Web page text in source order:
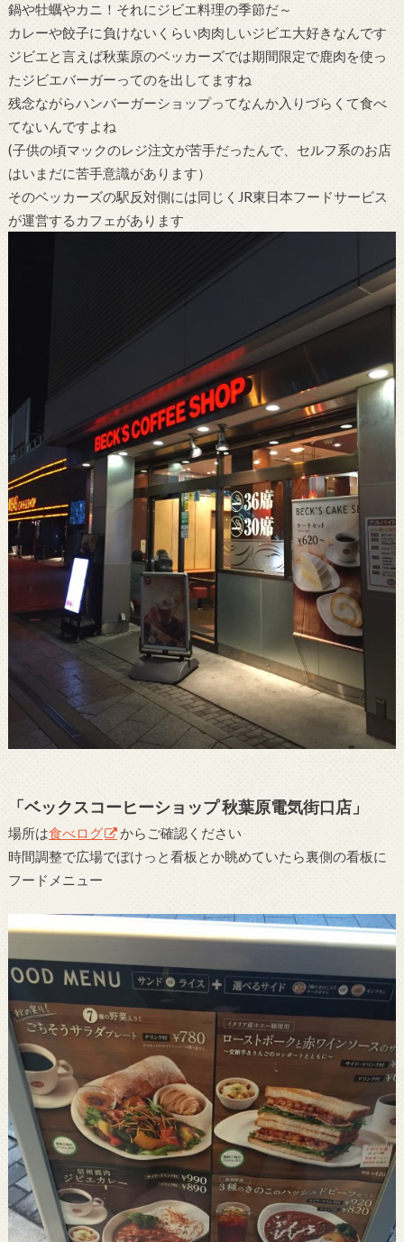
鍋や牡蠣やカニ！それにジビエ料理の季節だ～
カレーや餃子に負けないくらい肉肉しいジビエ大好きなんです
ジビエと言えば秋葉原のベッカーズでは期間限定で鹿肉を使っ
たジビエバーガーってのを出してますね
残念ながらハンバーガーショップってなんか入りづらくて食べ
てないんですよね
(子供の頃マックのレジ注文が苦手だったんで、セルフ系のお店
はいまだに苦手意識があります）
そのベッカーズの駅反対側には同じくJR東日本フードサービス
が運営するカフェがあります
「ベックスコーヒーショップ 秋葉原電気街口店」
場所は食べログ
からご確認ください
時間調整で広場でぼけっと看板とか眺めていたら裏側の看板に
フードメニュー